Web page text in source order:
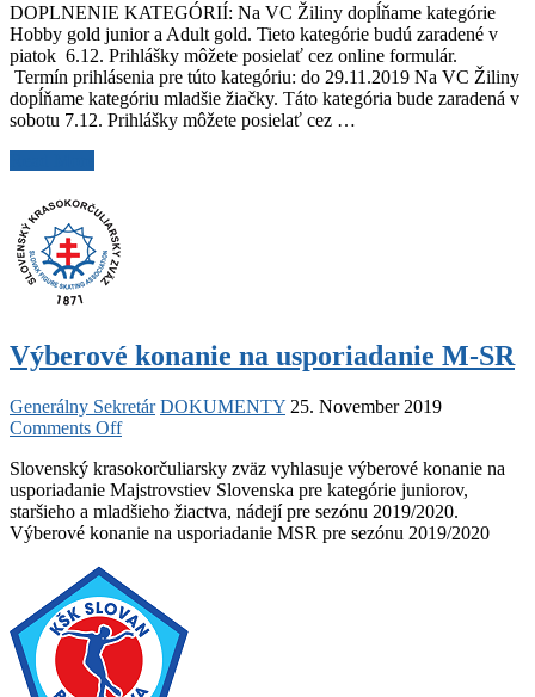
KATEGÓRIÍ
–
38.
ročník
Veľkej
ceny
DOPLNENIE KATEGÓRIÍ: Na VC Žiliny dopĺňame kategórie
Hobby gold junior a Adult gold. Tieto kategórie budú zaradené v
piatok 6.12. Prihlášky môžete posielať cez online formulár.
Termín prihlásenia pre túto kategóriu: do 29.11.2019 Na VC Žiliny
dopĺňame kategóriu mladšie žiačky. Táto kategória bude zaradená v
sobotu 7.12. Prihlášky môžete posielať cez …
38.
ročník
Veľkej
ceny
Výberové konanie na usporiadanie M-SR
Generálny Sekretár DOKUMENTY 25. November 2019
Comments Offon
konanie
na
usporiadanie
M-
Slovenský krasokorčuliarsky zväz vyhlasuje výberové konanie na
usporiadanie Majstrovstiev Slovenska pre kategórie juniorov,
staršieho a mladšieho žiactva, nádejí pre sezónu 2019/2020.
Výberové konanie na usporiadanie MSR pre sezónu 2019/2020